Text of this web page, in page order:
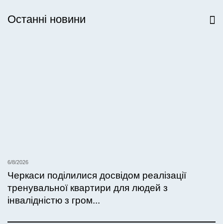
Останні новини
6/8/2026
Черкаси поділилися досвідом реалізації
тренувальної квартири для людей з
інвалідністю з гром...